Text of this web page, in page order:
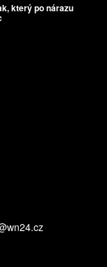
který po nárazu